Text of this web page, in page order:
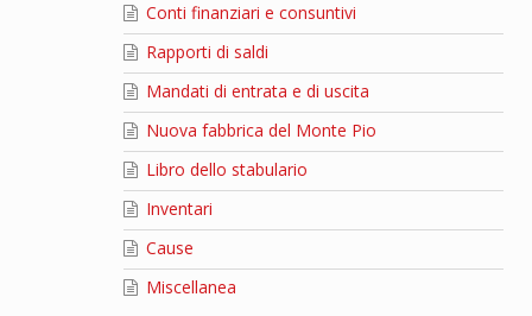
Conti finanziari e consuntivi
Rapporti di saldi
Mandati di entrata e di uscita
Nuova fabbrica del Monte Pio
Libro dello stabulario
Inventari
Cause
Miscellanea